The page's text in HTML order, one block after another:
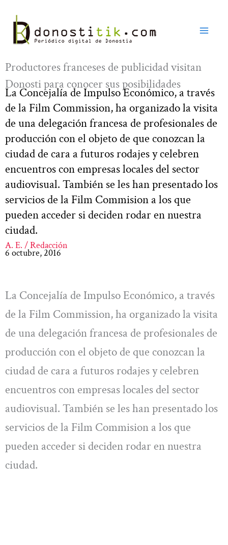
contenido
Productores franceses de publicidad visitan
Donosti para conocer sus posibilidades
La Concejalía de Impulso Económico, a través
de la Film Commission, ha organizado la visita
de una delegación francesa de profesionales de
producción con el objeto de que conozcan la
ciudad de cara a futuros rodajes y celebren
encuentros con empresas locales del sector
audiovisual. También se les han presentado los
servicios de la Film Commision a los que
pueden acceder si deciden rodar en nuestra
ciudad.
A. E. / Redacción
6 octubre, 2016
La Concejalía de Impulso Económico, a través
de la Film Commission, ha organizado la visita
de una delegación francesa de profesionales de
producción con el objeto de que conozcan la
ciudad de cara a futuros rodajes y celebren
encuentros con empresas locales del sector
audiovisual. También se les han presentado los
servicios de la Film Commision a los que
pueden acceder si deciden rodar en nuestra
ciudad.